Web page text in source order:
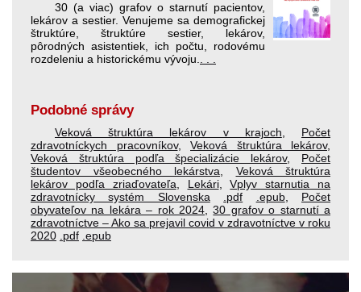
30 (a viac) grafov o starnutí pacientov,
lekárov a sestier. Venujeme sa demografickej
štruktúre, štruktúre sestier, lekárov,
pôrodných asistentiek, ich počtu, rodovému
rozdeleniu a historickému vývoju.. . .
Podobné správy
Veková štruktúra lekárov v krajoch, Počet
zdravotníckych pracovníkov, Veková štruktúra lekárov,
Veková štruktúra podľa špecializácie lekárov, Počet
študentov všeobecného lekárstva, Veková štruktúra
lekárov podľa zriaďovateľa, Lekári,Vplyv starnutia na
zdravotnícky systém Slovenska
.pdf .epub, Počet
obyvateľov na lekára – rok 2024,30 grafov o starnutí a
zdravotníctve – Ako sa prejavil covid v zdravotníctve v roku
2020 .pdf .epub